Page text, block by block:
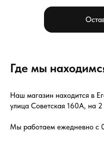
Где мы
Наш магазин находится в
улица Советская 160А, на
Мы работаем ежедневно с